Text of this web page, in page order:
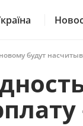
будут